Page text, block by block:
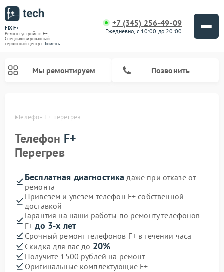
FIX-F+
Ремонт устройств F+
Специализированный
cервисный центр г.Тюмень
+7 (345) 256-49-09
Ежедневно, с 10:00 до 20:00
Мы ремонтируем Позвонить
Телефон F+ перегрев
Телефон F+
Перегрев
Бесплатная диагностика даже при отказе от
ремонта
Привезем и увезем телефон F+ собственной
доставкой
Гарантия на наши работы по ремонту телефонов
F+до 3-х лет
Срочный ремонт телефонов F+ в течении часа
Скидка для вас до 20%
Получите 1500 рублей на ремонт
Оригинальные комплектующие F+